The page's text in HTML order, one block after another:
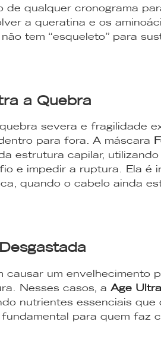
qualquer cronograma
a queratina e os
tem “esqueleto” para
a Quebra
severa e fragilidade
para fora. A máscara
estrutura capilar,
e impedir a ruptura. Ela é
quando o cabelo ainda
causar um envelhecimento
Nesses casos, a Age Ultra
nutrientes essenciais que
para quem faz